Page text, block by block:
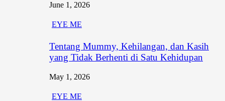
June 1, 2026
EYE ME
Tentang Mummy, Kehilangan, dan Kasih
yang Tidak Berhenti di Satu Kehidupan
May 1, 2026
EYE ME